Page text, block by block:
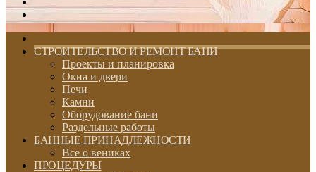
skin
СТРОИТЕЛЬСТВО И РЕМОНТ БАНИ
Проекты и планировка
Окна и двери
Печи
Камни
Оборудование бани
Раздельные работы
БАННЫЕ ПРИНАДЛЕЖНОСТИ
Все о вениках
ПРОЦЕДУРЫ